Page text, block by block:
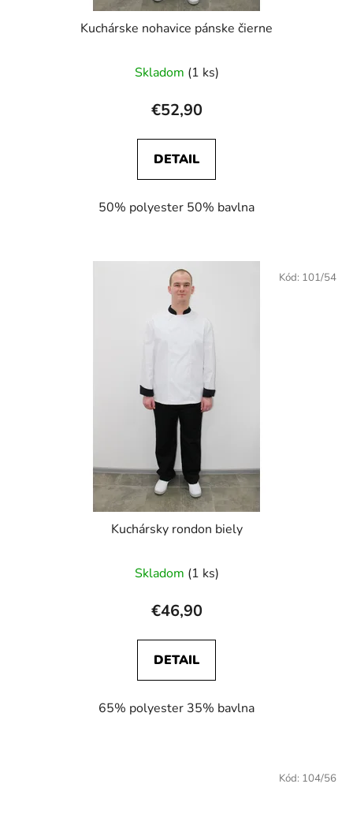
Kuchárske nohavice pánske čierne
Skladom (1 ks)
€52,90
DETAIL
50% polyester 50% bavlna
Kuchársky rondon biely
Skladom (1 ks)
€46,90
DETAIL
65% polyester 35% bavlna
Kód: 101/54
Kód: 104/56